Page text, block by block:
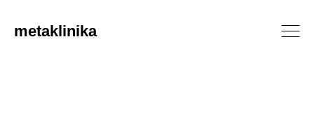
metaklinika